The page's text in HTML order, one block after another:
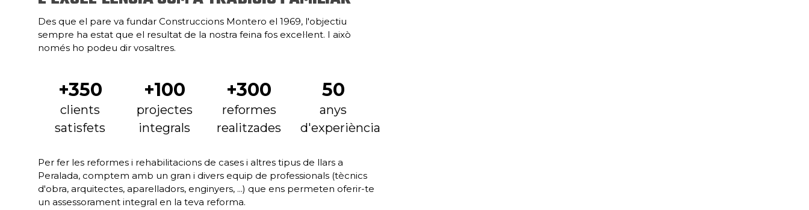
Des que el pare va fundar Construccions Montero el 1969, l'objectiu
sempre ha estat que el resultat de la nostra feina fos excel·lent. I això
només ho podeu dir vosaltres.
+350
clients
satisfets
+100
projectes
integrals
+300
reformes
realitzades
50
anys
d'experiència
Per fer les reformes i rehabilitacions de cases i altres tipus de llars a
Peralada, comptem amb un gran i divers equip de professionals (tècnics
d'obra, arquitectes, aparelladors, enginyers, ...) que ens permeten oferir-te
un assessorament integral en la teva reforma.